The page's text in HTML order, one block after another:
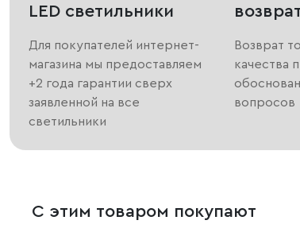
LED светильники
Для покупателей интернет-
магазина мы предоставляем
+2 года гарантии сверх
заявленной на все
светильники
Возврат
качества
вопросов
С этим товаром покупают